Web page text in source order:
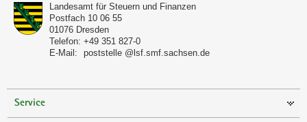
Landesamt für Steuern und Finanzen
Postfach 10 06 55
01076 Dresden
Telefon: +49 351 827-0
E-Mail:
poststelle @lsf.smf.sachsen.de
Service